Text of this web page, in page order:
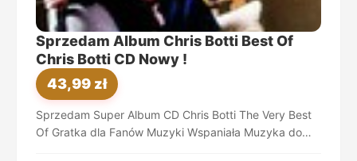
Sprzedam Album Chris Botti Best Of
Chris Botti CD Nowy !
43,99 zł
Sprzedam Super Album CD Chris Botti The Very Best
Of Gratka dla Fanów Muzyki Wspaniała Muzyka do